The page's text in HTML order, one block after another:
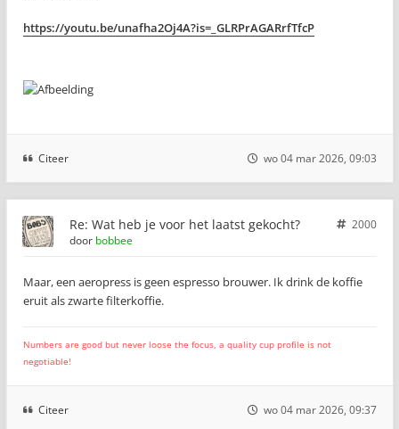
https://youtu.be/unafha2Oj4A?is=_GLRPrAGARrfTfcP
Citeer wo 04 mar 2026, 09:03
Re: Wat heb je voor het laatst gekocht?
2000
door bobbee
Maar, een aeropress is geen espresso brouwer. Ik drink de koffie
eruit als zwarte filterkoffie.
Numbers are good but never loose the focus, a quality cup profile is not
negotiable!
Citeer wo 04 mar 2026, 09:37